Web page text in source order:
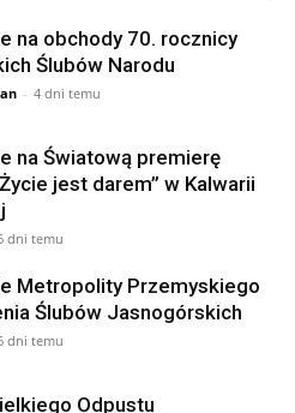
na obchody 70. rocznicy
Ślubów Narodu
- 4 dni temu
na Światową premierę
jest darem” w Kalwarii
dni temu
Metropolity Przemyskiego
Ślubów Jasnogórskich
dni temu
Odpustu